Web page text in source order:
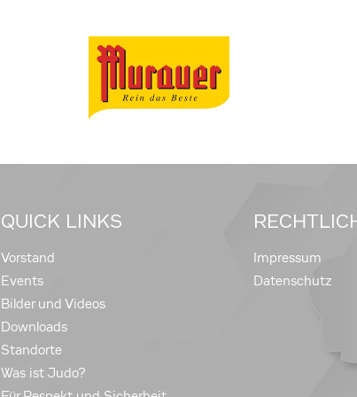
QUICK LINKS
Vorstand
Events
Bilder und Videos
Downloads
Standorte
Was ist Judo?
Impressum
Datenschutz